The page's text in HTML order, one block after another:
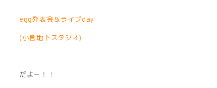
egg発表会＆ライブday
(小倉地下スタジオ)
だよー！！